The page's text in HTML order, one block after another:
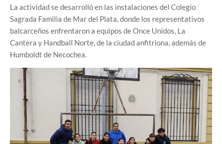
La actividad se desarrolló en las instalaciones del Colegio
Sagrada Familia de Mar del Plata, donde los representativos
balcarceños enfrentaron a equipos de Once Unidos, La
Cantera y Handball Norte, de la ciudad anfitriona, además de
Humboldt de Necochea.